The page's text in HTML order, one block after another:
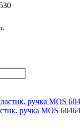
ручка MOS